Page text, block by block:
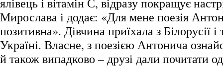
Мирослава і додає: «Для мене поезія
позитивна». Дівчина приїхала з Білорусії
Україні. Власне, з поезією Антонича
й також випадково – друзі дали почитати